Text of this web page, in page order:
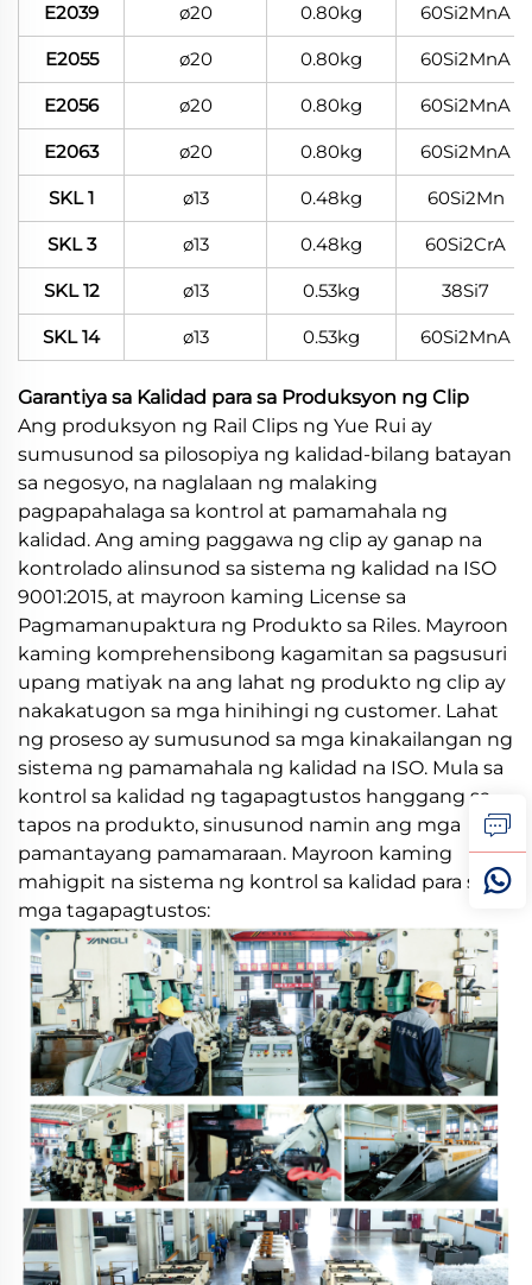
E2039 ø20 0.80kg 60Si2MnA
E2055 ø20 0.80kg 60Si2MnA
E2056 ø20 0.80kg 60Si2MnA
E2063 ø20 0.80kg 60Si2MnA
SKL 1 ø13 0.48kg 60Si2Mn
SKL 3 ø13 0.48kg 60Si2CrA
SKL 12 ø13 0.53kg 38Si7
SKL 14 ø13 0.53kg 60Si2MnA
Garantiya sa Kalidad para sa Produksyon ng Clip
Ang produksyon ng Rail Clips ng Yue Rui ay
sumusunod sa pilosopiya ng kalidad-bilang batayan
sa negosyo, na naglalaan ng malaking
pagpapahalaga sa kontrol at pamamahala ng
kalidad. Ang aming paggawa ng clip ay ganap na
kontrolado alinsunod sa sistema ng kalidad na ISO
9001:2015, at mayroon kaming License sa
Pagmamanupaktura ng Produkto sa Riles. Mayroon
kaming komprehensibong kagamitan sa pagsusuri
upang matiyak na ang lahat ng produkto ng clip ay
nakakatugon sa mga hinihingi ng customer. Lahat
ng proseso ay sumusunod sa mga kinakailangan ng
sistema ng pamamahala ng kalidad na ISO. Mula sa
kontrol sa kalidad ng tagapagtustos hanggang sa
tapos na produkto, sinusunod namin ang mga
pamantayang pamamaraan. Mayroon kaming
mahigpit na sistema ng kontrol sa kalidad para sa
mga tagapagtustos: